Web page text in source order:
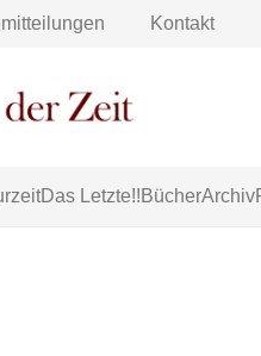
Kontakt
Das Letzte!! BücherArchiv